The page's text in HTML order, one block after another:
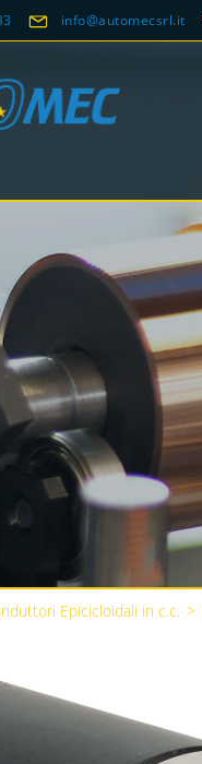
info@automecsrl.it
Epicicloidali in c.c. >